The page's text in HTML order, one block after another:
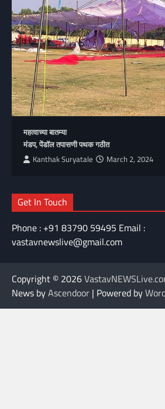
महत्वाच्या बातम्या
मंडप, पेंडॉल तपासणी पथक गठीत
Kanthak Suryatale March 2, 2024
Get In Touch
Phone : +91 83790 59495 Email :
vastavnewslive@gmail.com
Copyright © 2026
News byAscendoor | Powered by